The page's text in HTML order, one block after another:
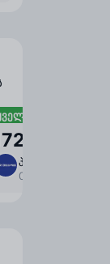
იაფი
₾
პარ, 21 აგვ
09:35 – 10:05